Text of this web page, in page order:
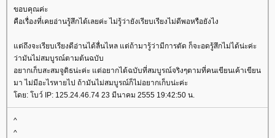
ขอบคุณค่ะ
คือเรื่องที่เคยอ่านรู้สึกได้เลยค่ะ ไม่รู้ว่ายังเรียบเรียงไม่ดีพอหรือยังไง
ต่ถึงจะเรียบเรียงดีอ่านได้ลื่นไหล แต่ถ้ามารู้ว่ามีการตัด ก็จะอดรู้สึกไม่ได้น่ะค่ะ
ว่ามันไม่สมบูรณ์ตามต้นฉบับ
อยากเก็บสะสมจูดิธน่ะค่ะ แต่อยากได้ฉบับที่สมบูรณ์จริงๆตามที่คนเขียนเค้าเขียน
มา ไม่มีอะไรหายไป ถ้ามันไม่สมบูรณ์ก็ไม่อยากเก็บน่ะค่ะ
ดย: โบว์ IP: 125.24.46.74 23 มีนาคม 2555 19:42:50 น.
^
^